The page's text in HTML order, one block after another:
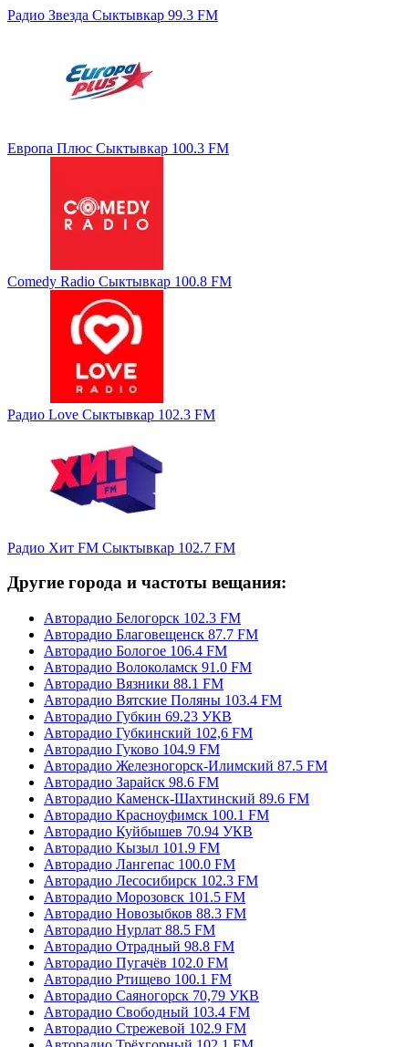
Радио Звезда Сыктывкар 99.3 FM
Европа Плюс Сыктывкар 100.3 FM
Comedy Radio Сыктывкар 100.8 FM
Радио Love Сыктывкар 102.3 FM
Радио Хит FM Сыктывкар 102.7 FM
Другие города и частоты вещания:
Авторадио Белогорск 102.3 FM
Авторадио Благовещенск 87.7 FM
Авторадио Бологое 106.4 FM
Авторадио Волоколамск 91.0 FM
Авторадио Вязники 88.1 FM
Авторадио Вятские Поляны 103.4 FM
Авторадио Губкин 69.23 УКВ
Авторадио Губкинский 102,6 FM
Авторадио Гуково 104.9 FM
Авторадио Железногорск-Илимский 87.5 FM
Авторадио Зарайск 98.6 FM
Авторадио Каменск-Шахтинский 89.6 FM
Авторадио Красноуфимск 100.1 FM
Авторадио Куйбышев 70.94 УКВ
Авторадио Кызыл 101.9 FM
Авторадио Лангепас 100.0 FM
Авторадио Лесосибирск 102.3 FM
Авторадио Морозовск 101.5 FM
Авторадио Новозыбков 88.3 FM
Авторадио Нурлат 88.5 FM
Авторадио Отрадный 98.8 FM
Авторадио Пугачёв 102.0 FM
Авторадио Ртищево 100.1 FM
Авторадио Саяногорск 70,79 УКВ
Авторадио Свободный 103.4 FM
Авторадио Стрежевой 102.9 FM